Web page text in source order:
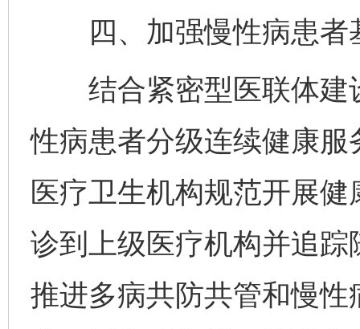
四、加强慢性病患者
结合紧密型医联体建
性病患者分级连续健康
医疗卫生机构规范开展
诊到上级医疗机构并追
推进多病共防共管和慢